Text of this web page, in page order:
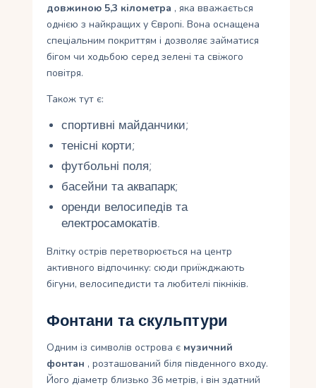
довжиною 5,3 кілометра , яка вважається
однією з найкращих у Європі. Вона оснащена
спеціальним покриттям і дозволяє займатися
бігом чи ходьбою серед зелені та свіжого
повітря.
Також тут є:
спортивні майданчики;
тенісні корти;
футбольні поля;
басейни та аквапарк;
оренди велосипедів та
електросамокатів.
Влітку острів перетворюється на центр
активного відпочинку: сюди приїжджають
бігуни, велосипедисти та любителі пікніків.
Фонтани та скульптури
Одним із символів острова є музичний
фонтан , розташований біля південного входу.
Його діаметр близько 36 метрів, і він здатний